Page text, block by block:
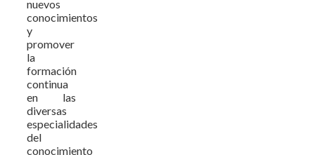
nuevos
conocimientos
y
promover
la
formación
continua
en las
diversas
especialidades
del
conocimiento